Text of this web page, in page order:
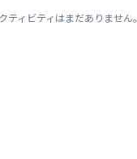
ティビティはまだありません。